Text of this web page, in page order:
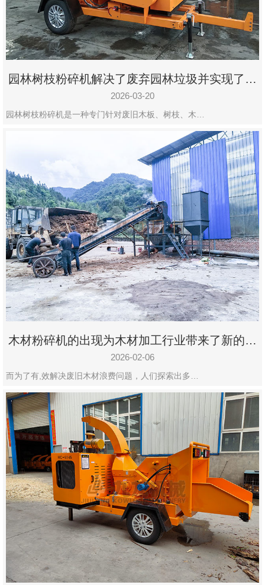
园林树枝粉碎机解决了废弃园林垃圾并实现了再
利用
2026-03-20
园林树枝粉碎机是一种专门针对废旧木板、树枝、木…
木材粉碎机的出现为木材加工行业带来了新的变
化
2026-02-06
而为了有,效解决废旧木材浪费问题，人们探索出多…